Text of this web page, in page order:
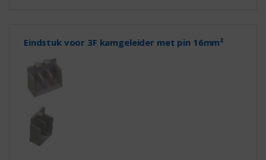
Eindstuk voor 3F kamgeleider met pin 16mm²